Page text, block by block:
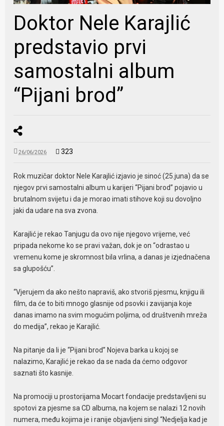
Doktor Nele Karajlić
predstavio prvi
samostalni album
“Pijani brod”
26/06/2026 323
Rok muzičar doktor Nele Karajlić izjavio je sinoć (25.juna) da se
njegov prvi samostalni album u karijeri “Pijani brod” pojavio u
brutalnom svijetu i da je morao imati stihove koji su dovoljno
jaki da udare na sva zvona.
Karajlić je rekao Tanjugu da ovo nije njegovo vrijeme, već
pripada nekome ko se pravi važan, dok je on “odrastao u
vremenu kome je skromnost bila vrlina, a danas je izjednačena
sa glupošću”.
“Vjerujem da ako nešto napraviš, ako stvoriš pjesmu, knjigu ili
film, da će to biti mnogo glasnije od psovki i zavijanja koje
danas imamo na svim mogućim poljima, od društvenih mreža
do medija”, rekao je Karajlić.
Na pitanje da li je “Pijani brod” Nojeva barka u kojoj se
nalazimo, Karajlić je rekao da se nada da ćemo odgovor
saznati što kasnije.
Na promociji u prostorijama Mocart fondacije predstavljeni su
spotovi za pjesme sa CD albuma, na kojem se nalazi 12 novih
numera, među kojima je i ranije objavljeni singl “Nedjelja kad je